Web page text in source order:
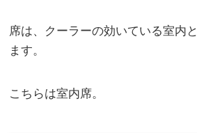
席は、クーラーの効いている室内
ます。
こちらは室内席。